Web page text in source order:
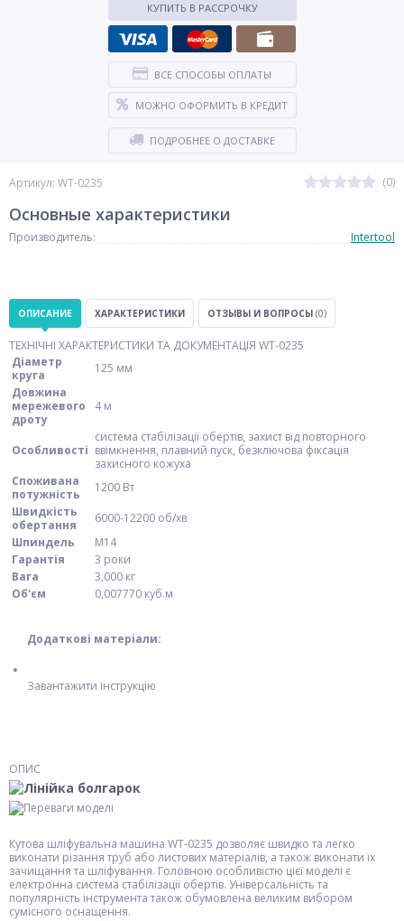
Артикул: WT-0235 (0)
КУПИТЬ В РАССРОЧКУ
ВСЕ СПОСОБЫ ОПЛАТЫ
МОЖНО ОФОРМИТЬ В КРЕДИТ
ПОДРОБНЕЕ О ДОСТАВКЕ
Основные характеристики
Производитель: Intertool
ОПИСАНИЕ ХАРАКТЕРИСТИКИ ОТЗЫВЫ И ВОПРОСЫ (0)
ТЕХНІЧНІ ХАРАКТЕРИСТИКИ ТА ДОКУМЕНТАЦІЯ WT-0235
Діаметр
круга
125 мм
Довжина
мережевого
дроту
4 м
Особливості
система стабілізації обертів, захист від повторного
ввімкнення, плавний пуск, безключова фіксація
захисного кожуха
Споживана
потужність
1200 Вт
Швидкість
обертання
6000-12200 об/хв
Шпиндель
М14
Гарантія
3 роки
Вага
3,000 кг
Об'єм
0,007770 куб.м
Додаткові матеріали:
Завантажити інструкцію
ОПИС
Кутова шліфувальна машина WT-0235 дозволяє швидко та легко
виконати різання труб або листових матеріалів, а також виконати їх
зачищання та шліфування. Головною особливістю цієї моделі є
електронна система стабілізації обертів. Універсальність та
популярність інструмента також обумовлена великим вибором
сумісного оснащення.